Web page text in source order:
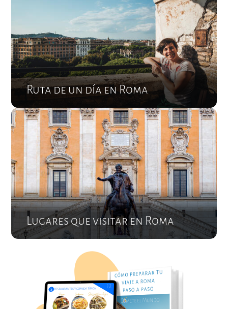
Ruta de un día en Roma
Lugares que visitar en Roma